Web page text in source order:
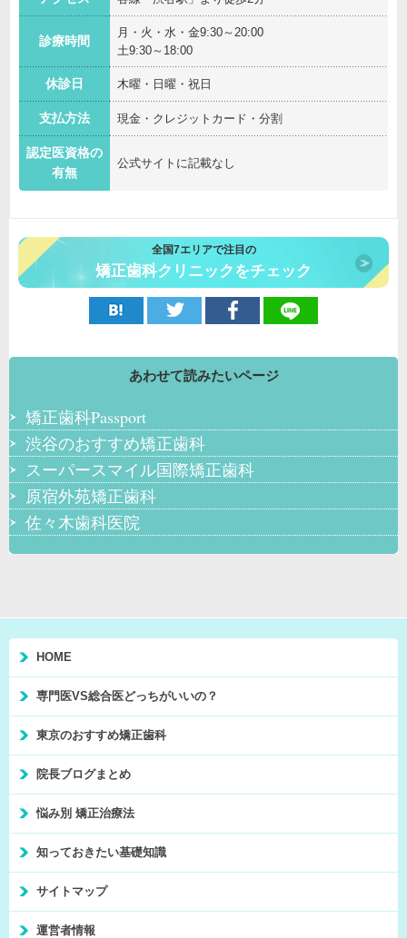
診療時間
月・火・水・金9:30～20:00
土9:30～18:00
休診日 木曜・日曜・祝日
支払方法 現金・クレジットカード・分割
認定医資格の
有無
公式サイトに記載なし
全国7エリアで注目の
矯正歯科クリニックをチェック
あわせて読みたいページ
矯正歯科Passport
渋谷のおすすめ矯正歯科
スーパースマイル国際矯正歯科
原宿外苑矯正歯科
佐々木歯科医院
HOME
専門医VS総合医どっちがいいの？
東京のおすすめ矯正歯科
院長ブログまとめ
悩み別 矯正治療法
知っておきたい基礎知識
サイトマップ
運営者情報